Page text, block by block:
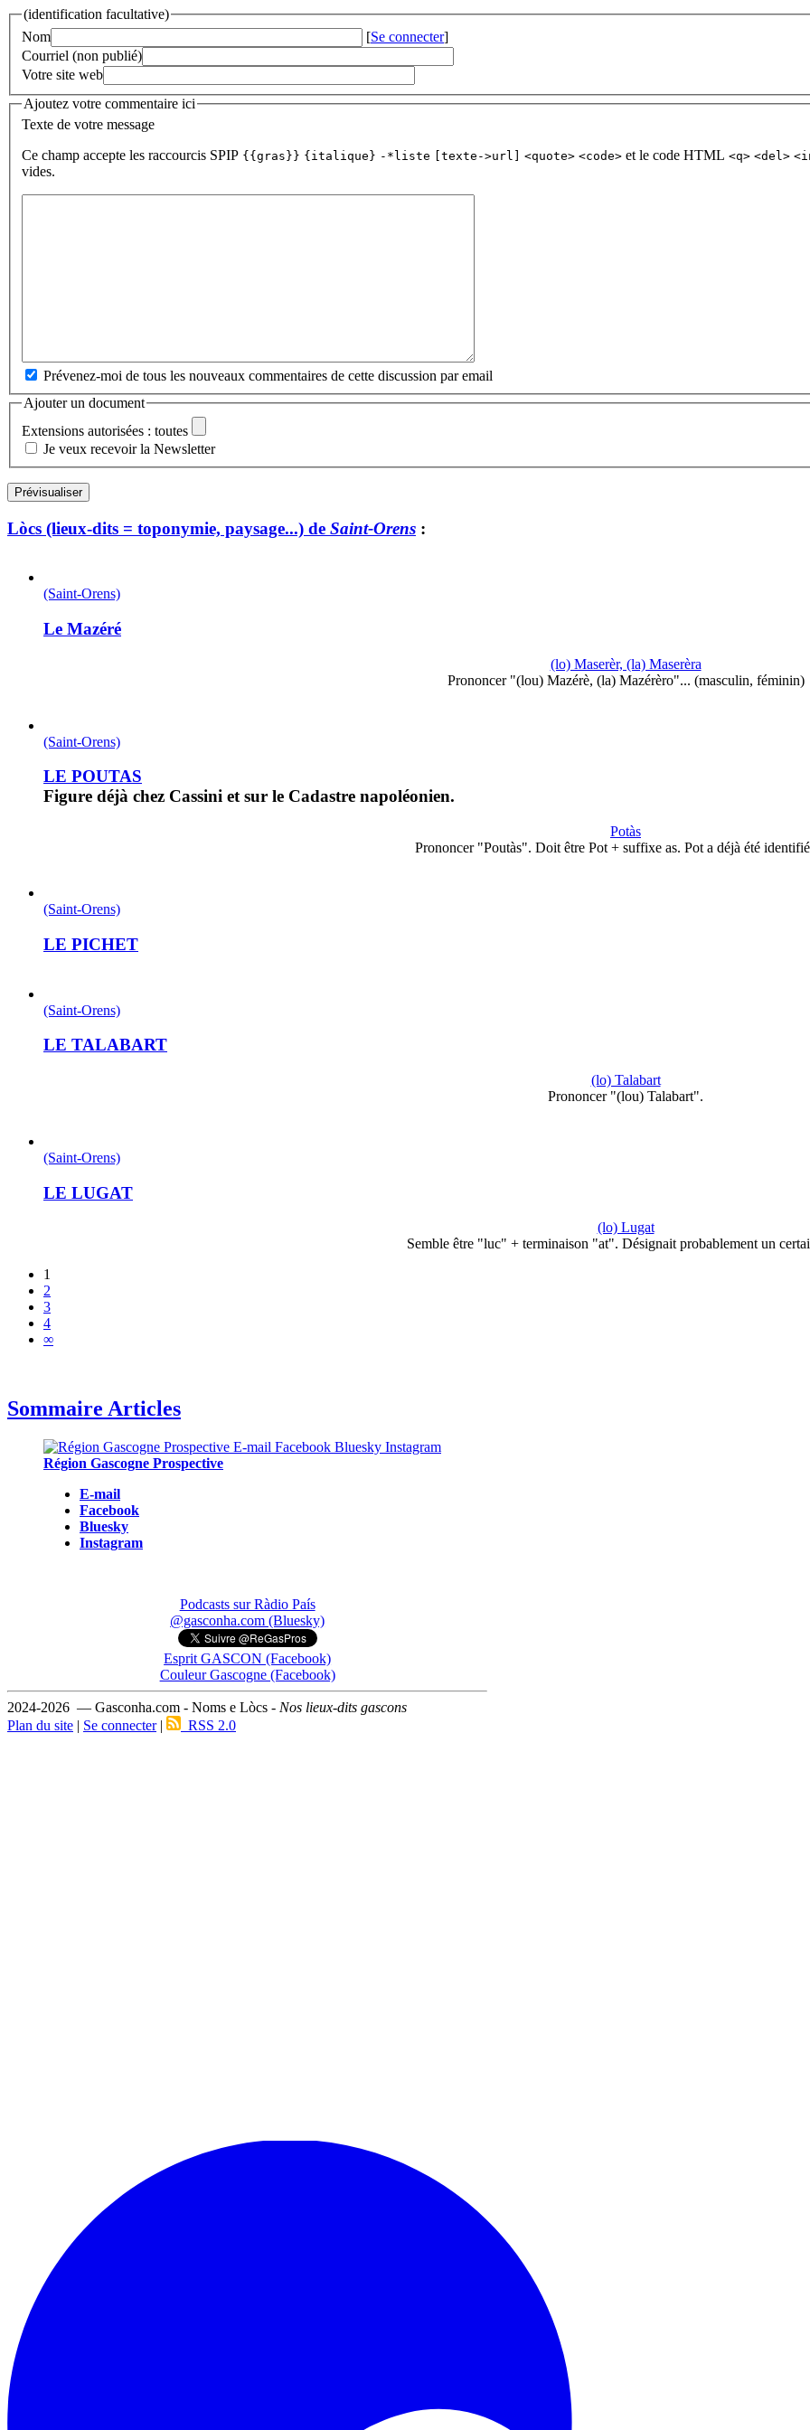
(identification facultative)
Nom
[Se connecter]
Courriel (non publié)
Votre site web
Ajoutez votre commentaire ici
Texte de votre message
Ce champ accepte les raccourcis SPIP {{gras}} {italique} -*liste [texte->url] <quote> <code> et le code HTML <q> <del>
vides.
Prévenez-moi de tous les nouveaux commentaires de cette discussion par email
Ajouter un document
Extensions autorisées : toutes
Je veux recevoir la Newsletter
Lòcs (lieux-dits = toponymie, paysage...) de Saint-Orens :
(Saint-Orens)
Le Mazéré
(lo) Maserèr, (la) Maserèra
Prononcer "(lou) Mazérè, (la) Mazérèro"... (masculin, féminin)
(Saint-Orens)
LE POUTAS
Figure déjà chez Cassini et sur le Cadastre napoléonien.
Potàs
Prononcer "Poutàs". Doit être Pot + suffixe as. Pot a déjà été
(Saint-Orens)
LE PICHET
(Saint-Orens)
LE TALABART
(lo) Talabart
Prononcer "(lou) Talabart".
(Saint-Orens)
LE LUGAT
(lo) Lugat
Semble être "luc" + terminaison "at". Désignait probablement un
1
2
3
4
∞
Sommaire Articles
Région Gascogne Prospective
E-mail
Facebook
Bluesky
Instagram
Podcasts sur Ràdio País
@gasconha.com (Bluesky)
Esprit GASCON (Facebook)
Couleur Gascogne (Facebook)
2024-2026 — Gasconha.com - Noms e Lòcs - Nos lieux-dits gascons
Plan du site | Se connecter| RSS 2.0